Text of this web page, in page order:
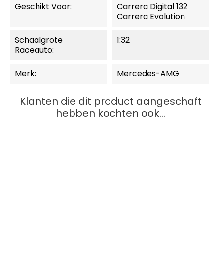
Geschikt Voor:
Carrera Digital 132
Carrera Evolution
Schaalgrote
Raceauto:
1:32
Merk: Mercedes-AMG
Klanten die dit product aangeschaft
hebben kochten ook...